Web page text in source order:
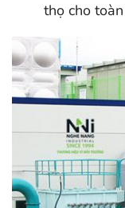
thọ cho